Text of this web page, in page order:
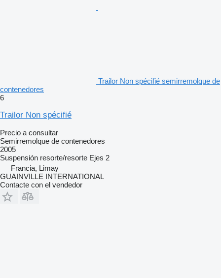
Trailor Non spécifié semirremolque de
contenedores
6
Trailor Non spécifié
Precio a consultar
Semirremolque de contenedores
2005
Suspensión resorte/resorte Ejes 2
Francia, Limay
GUAINVILLE INTERNATIONAL
Contacte con el vendedor